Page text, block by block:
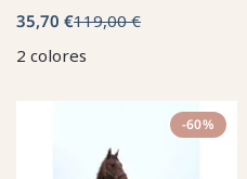
35,70 €119,00 €
2 colores
-60%